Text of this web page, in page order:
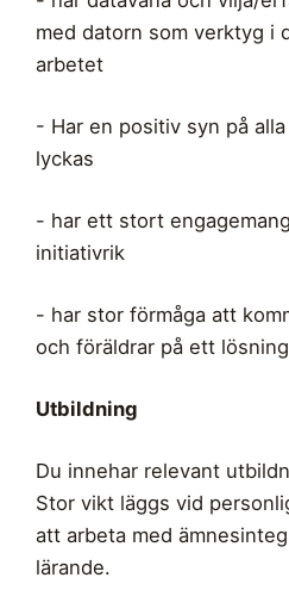
med datorn som verktyg i
arbetet
- Har en positiv syn på
lyckas
- har ett stort
initiativrik
- har stor förmåga att
och föräldrar på ett
Utbildning
Du innehar relevant
Stor vikt läggs vid
att arbeta med
lärande.